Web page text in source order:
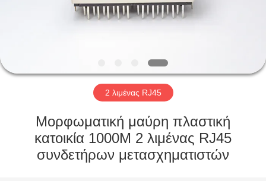
ΕΜΦΆΝΙΣΗ
ΠΕΡΊΠΟΥ
ΓΎΡΟΣ
ΕΡΓΟΣΤΑΣΊΩΝ
2 λιμένας RJ45
Μορφωματική μαύρη πλαστική
κατοικία 1000M 2 λιμένας RJ45
συνδετήρων μετασχηματιστών